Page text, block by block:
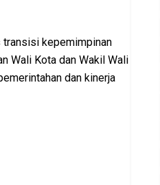
transisi kepemimpinan
Wali Kota dan Wakil Wali
dan kinerja